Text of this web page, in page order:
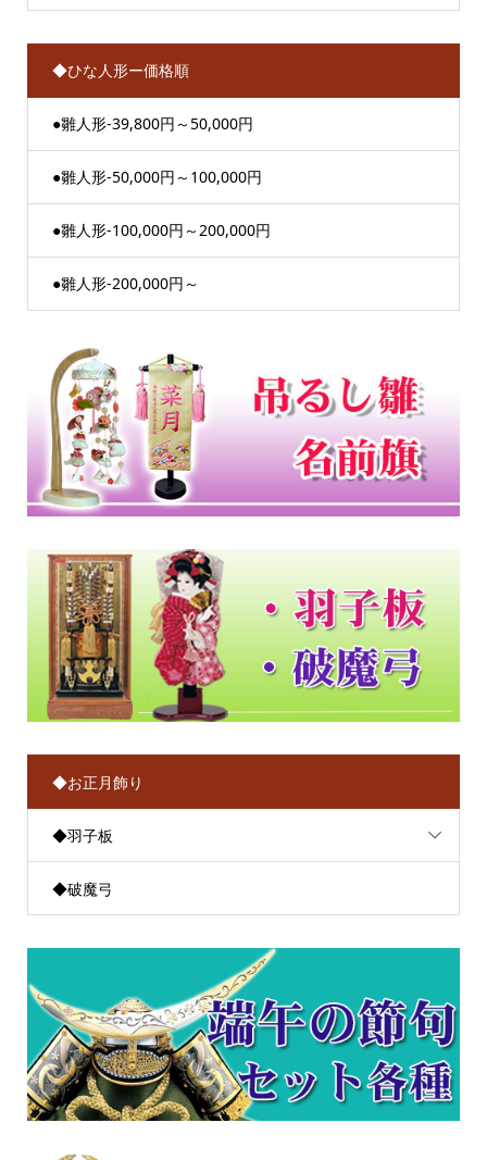
◆ひな人形ー価格順
●雛人形-39,800円～50,000円
●雛人形-50,000円～100,000円
●雛人形-100,000円～200,000円
●雛人形-200,000円～
◆お正月飾り
◆羽子板
◆破魔弓